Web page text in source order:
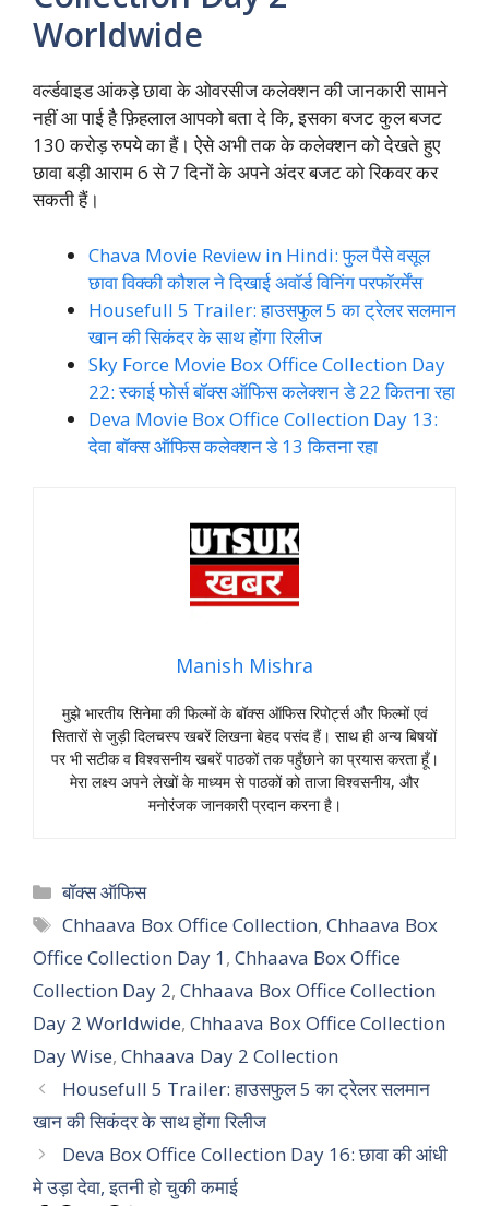
Worldwide
वर्ल्डवाइड आंकड़े छावा के ओवरसीज कलेक्शन की जानकारी सामने
नहीं आ पाई है फ़िहलाल आपको बता दे कि, इसका बजट कुल बजट
130 करोड़ रुपये का हैं। ऐसे अभी तक के कलेक्शन को देखते हुए
छावा बड़ी आराम 6 से 7 दिनों के अपने अंदर बजट को रिकवर कर
सकती हैं।
Chava Movie Review in Hindi: फुल पैसे वसूल
छावा विक्की कौशल ने दिखाई अवॉर्ड विनिंग परफॉरर्मेंस
Housefull 5 Trailer: हाउसफुल 5 का ट्रेलर सलमान
खान की सिकंदर के साथ होंगा रिलीज
Sky Force Movie Box Office Collection Day
22: स्काई फोर्स बॉक्स ऑफिस कलेक्शन डे 22 कितना रहा
Deva Movie Box Office Collection Day 13:
देवा बॉक्स ऑफिस कलेक्शन डे 13 कितना रहा
Manish Mishra
मुझे भारतीय सिनेमा की फिल्मों के बॉक्स ऑफिस रिपोर्ट्स और फिल्मों एवं
सितारों से जुड़ी दिलचस्प खबरें लिखना बेहद पसंद हैं। साथ ही अन्य बिषयों
पर भी सटीक व विश्वसनीय खबरें पाठकों तक पहुँछाने का प्रयास करता हूँ।
मेरा लक्ष्य अपने लेखों के माध्यम से पाठकों को ताजा विश्वसनीय, और
मनोरंजक जानकारी प्रदान करना है।
Categories
बॉक्स ऑफिस
Tags
Chhaava Box Office Collection,Chhaava Box
Office Collection Day 1, Chhaava Box Office
Collection Day 2, Chhaava Box Office Collection
Day 2 Worldwide, Chhaava Box Office Collection
Day Wise, Chhaava Day 2 Collection
Housefull 5 Trailer: हाउसफुल 5 का ट्रेलर सलमान
खान की सिकंदर के साथ होंगा रिलीज
Deva Box Office Collection Day 16: छावा की आंधी
मे उड़ा देवा, इतनी हो चुकी कमाई